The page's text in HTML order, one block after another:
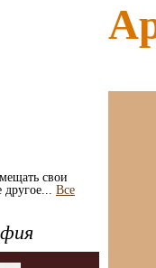
свои
другое... Все